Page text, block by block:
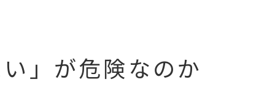
」が危険なのか